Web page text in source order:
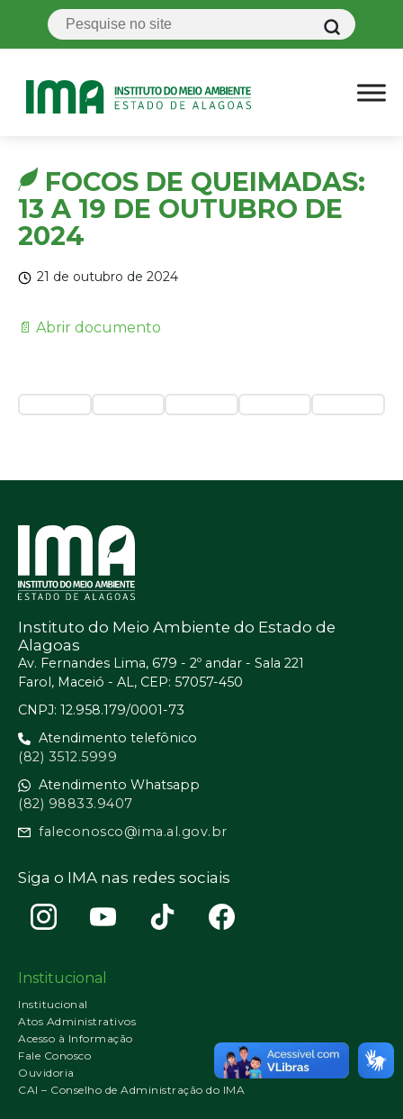
FOCOS DE QUEIMADAS:
13 A 19 DE OUTUBRO DE
2024
21 de outubro de 2024
📄 Abrir documento
Instituto do Meio Ambiente do Estado de
Alagoas
Av. Fernandes Lima, 679 - 2º andar - Sala 221
Farol, Maceió - AL, CEP: 57057-450
CNPJ: 12.958.179/0001-73
Atendimento telefônico
(82) 3512.5999
Atendimento Whatsapp
(82) 98833.9407
faleconosco@ima.al.gov.br
Siga o IMA nas redes sociais
Institucional
Institucional
Atos Administrativos
Acesso à Informação
Fale Conosco
Ouvidoria
CAI – Conselho de Administração do IMA